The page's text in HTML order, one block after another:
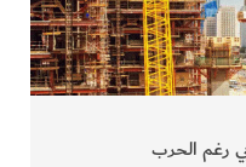
رغم الحرب